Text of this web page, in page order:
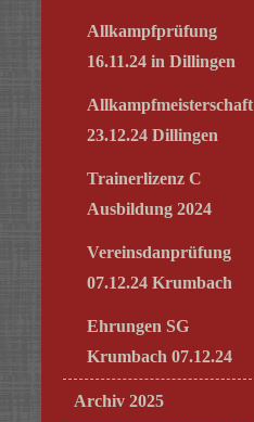
Allkampfprüfung
16.11.24 in Dillingen
Allkampfmeisterschaft
23.12.24 Dillingen
Trainerlizenz C
Ausbildung 2024
Vereinsdanprüfung
07.12.24 Krumbach
Ehrungen SG
Krumbach 07.12.24
Archiv 2025